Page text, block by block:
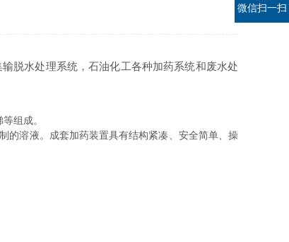
脱水处理系统，石油化工各种加药系统和废水处
组成。
溶液。成套加药装置具有结构紧凑、安全简单、操
微信扫一扫